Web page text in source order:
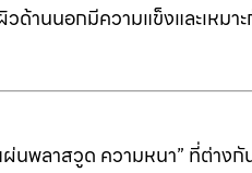
านนอกมีความแข็งและเหมาะ
นพลาสวูด ความหนา” ที่ต่างกั